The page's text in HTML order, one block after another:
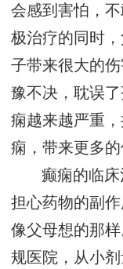
会感到害怕，
极治疗的同时
子带来很大的
豫不决，耽误
痫越来越严重
痫，带来更多的
癫痫的临
担心药物的副
像父母想的那
规医院，从小